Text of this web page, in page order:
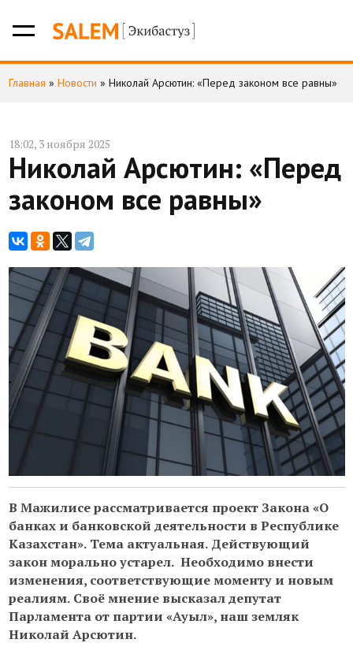
Главная » Новости » Николай Арсютин: «Перед законом все равны»
18:02, 3 ноября 2025
Николай Арсютин: «Перед
законом все равны»
В Мажилисе рассматривается проект Закона «О
банках и банковской деятельности в Республике
Казахстан». Тема актуальная. Действующий
закон морально устарел. Необходимо внести
изменения, соответствующие моменту и новым
реалиям. Своё мнение высказал депутат
Парламента от партии «Ауыл», наш земляк
Николай Арсютин.